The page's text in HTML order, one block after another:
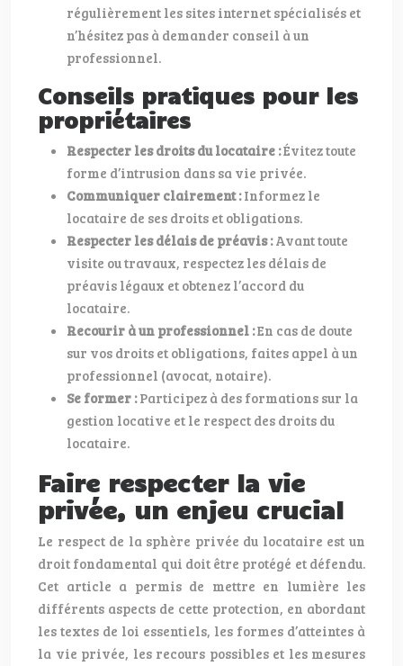
régulièrement les sites internet spécialisés et
n’hésitez pas à demander conseil à un
professionnel.
Conseils pratiques pour les
propriétaires
Respecter les droits du locataire :Évitez toute
forme d’intrusion dans sa vie privée.
Communiquer clairement :Informez le
locataire de ses droits et obligations.
Respecter les délais de préavis :Avant toute
visite ou travaux, respectez les délais de
préavis légaux et obtenez l’accord du
locataire.
Recourir à un professionnel :En cas de doute
sur vos droits et obligations, faites appel à un
professionnel (avocat, notaire).
Se former :Participez à des formations sur la
gestion locative et le respect des droits du
locataire.
Faire respecter la vie
privée, un enjeu crucial
Le respect de la sphère privée du locataire est un
droit fondamental qui doit être protégé et défendu.
Cet article a permis de mettre en lumière les
différents aspects de cette protection, en abordant
les textes de loi essentiels, les formes d’atteintes à
la vie privée, les recours possibles et les mesures